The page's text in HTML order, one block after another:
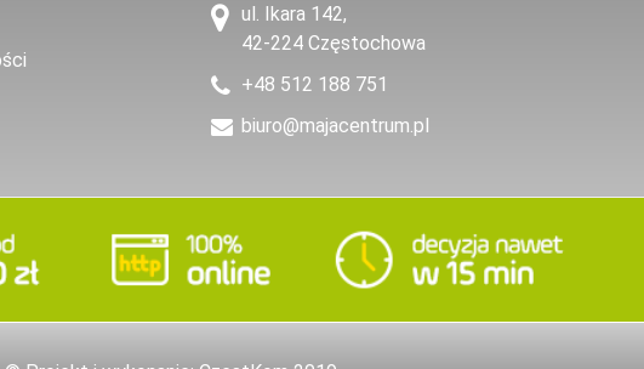
ul. Ikara 142,
42-224 Częstochowa
+48 512 188 751
biuro@majacentrum.pl